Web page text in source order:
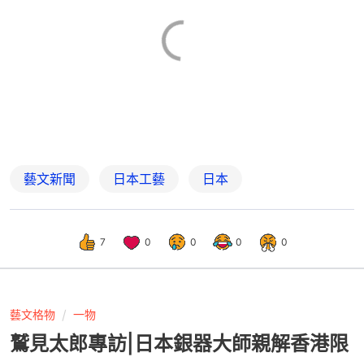
藝文新聞 日本工藝 日本
7 0 0 0 0
藝文格物 一物
鷲見太郎專訪|日本銀器大師親解香港限